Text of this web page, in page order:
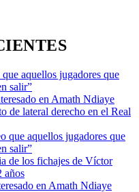
aquellos jugadores que
salir”
en Amath Ndiaye
de lateral derecho en el Real
que aquellos jugadores que
salir”
de los fichajes de Víctor
años
en Amath Ndiaye